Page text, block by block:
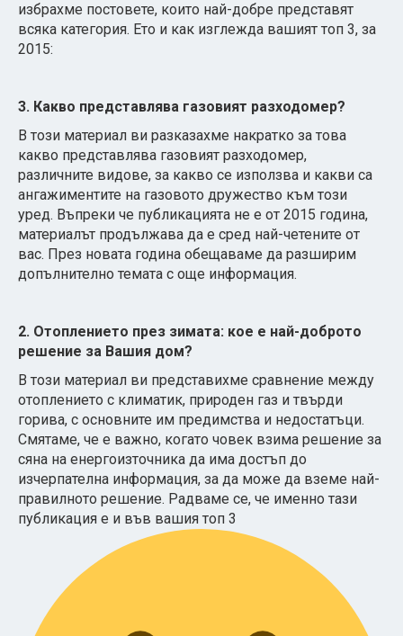
избрахме постовете, които най-добре представят
всяка категория. Ето и как изглежда вашият топ 3, за
2015:
3. Какво представлява газовият разходомер?
В този материал ви разказахме накратко за това
какво представлява газовият разходомер,
различните видове, за какво се използва и какви са
ангажиментите на газовото дружество към този
уред. Въпреки че публикацията не е от 2015 година,
материалът продължава да е сред най-четените от
вас. През новата година обещаваме да разширим
допълнително темата с още информация.
2. Отоплението през зимата: кое е най-доброто
решение за Вашия дом?
В този материал ви представихме сравнение между
отоплението с климатик, природен газ и твърди
горива, с основните им предимства и недостатъци.
Смятаме, че е важно, когато човек взима решение за
сяна на енергоизточника да има достъп до
изчерпателна информация, за да може да вземе най-
правилното решение. Радваме се, че именно тази
публикация е и във вашия топ 3